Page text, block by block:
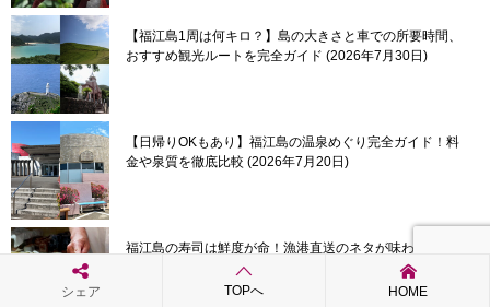
【福江島1周は何キロ？】島の大きさと車での所要時間、
おすすめ観光ルートを完全ガイド 2026年7月30日
【日帰りOKもあり】福江島の温泉めぐり完全ガイド！料
金や泉質を徹底比較 2026年7月20日
福江島の寿司は鮮度が命！漁港直送のネタが味わえる本
2026年7月10日
シェア
TOPへ HOME